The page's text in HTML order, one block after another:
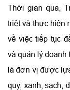
Thời gian qua,
triệt và thực hiện
về việc tiếp tục
và quản lý doanh
là đơn vị được
quy, xanh, sạch,